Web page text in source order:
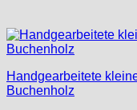
Handgearbeitete
Buchenholz